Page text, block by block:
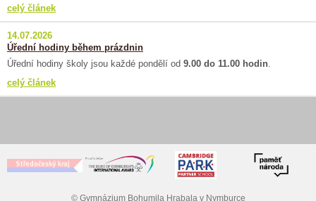
celý článek
14.07.2026
Úřední hodiny během prázdnin
Úřední hodiny školy jsou každé pondělí od 9.00 do 11.00 hodin
celý článek
© Gymnázium Bohumila Hrabala v Nymburce